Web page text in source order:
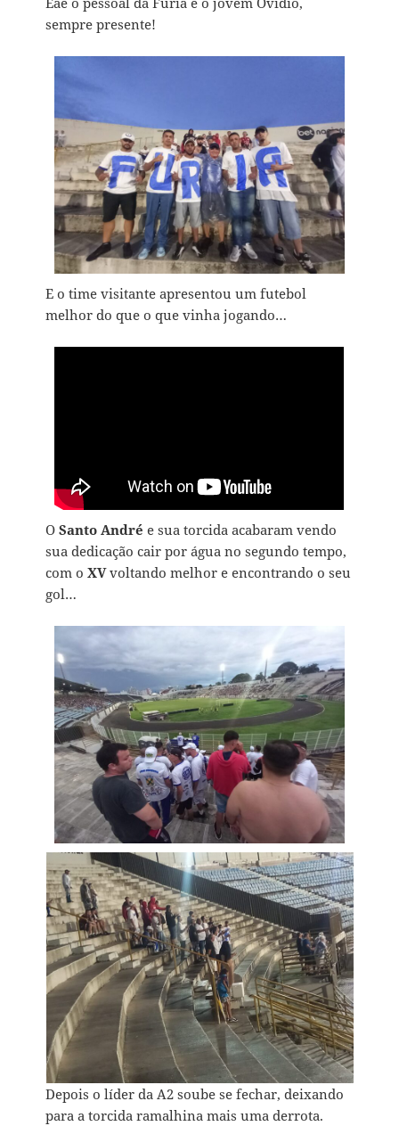
sempre presente!
E o time visitante apresentou um futebol
melhor do que o que vinha jogando…
OSanto André e sua torcida acabaram vendo
sua dedicação cair por água no segundo tempo,
com oXVvoltando melhor e encontrando o seu
gol…
Depois o líder da A2 soube se fechar, deixando
para a torcida ramalhina mais uma derrota.